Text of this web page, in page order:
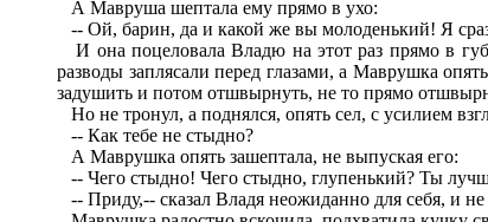
А Мавруша шептала ему прямо в ухо:
-- Ой, барин, да и какой же вы молоденький! Я
И она поцеловала Владю на этот раз прямо в
разводы заплясали перед глазами, а Маврушка
задушить и потом отшвырнуть, не то прямо
Но не тронул, а поднялся, опять сел, с усилием
-- Как тебе не стыдно?
А Маврушка опять зашептала, не выпуская его:
-- Чего стыдно! Чего стыдно, глупенький? Ты
-- Приду,-- сказал Владя неожиданно для себя, и